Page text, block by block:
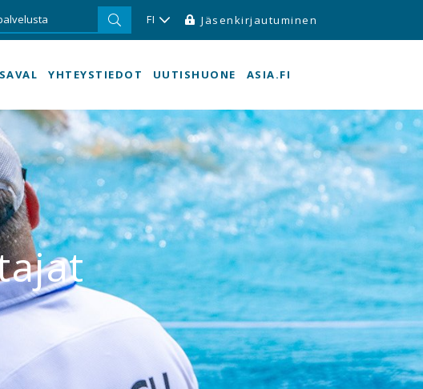
FI Jäsenkirjautuminen
YHTEYSTIEDOT UUTISHUONE ASIA.FI